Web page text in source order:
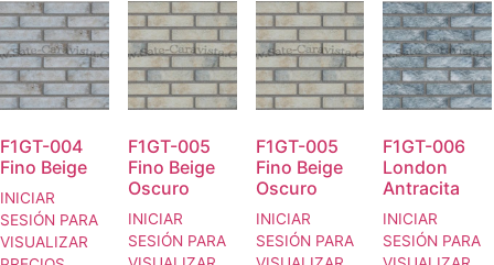
F1GT-004
Fino Beige
INICIAR
SESIÓN PARA
VISUALIZAR
F1GT-005
Fino Beige
Oscuro
INICIAR
SESIÓN PARA
F1GT-005
Fino Beige
Oscuro
INICIAR
SESIÓN PARA
F1GT-006
London
Antracita
INICIAR
SESIÓN PARA